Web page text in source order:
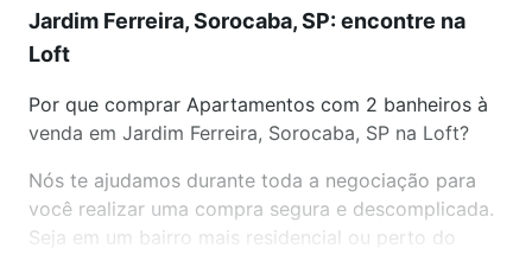
Jardim Ferreira, Sorocaba, SP: encontre na
Loft
Por que comprar Apartamentos com 2 banheiros à
venda em Jardim Ferreira, Sorocaba, SP na Loft?
Nós te ajudamos durante toda a negociação para
você realizar uma compra segura e descomplicada.
Seja em um bairro mais residencial ou perto do